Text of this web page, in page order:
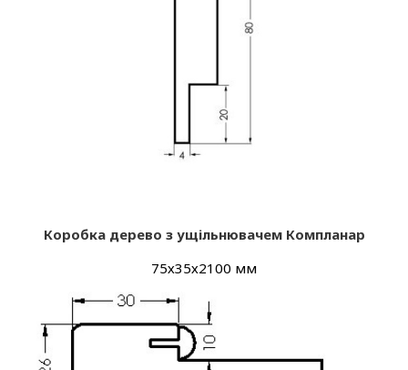
Коробка дерево з ущільнювачем Компланар
75х35х2100 мм